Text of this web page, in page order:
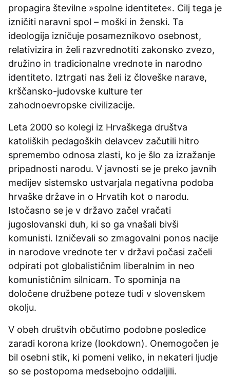
propagira številne »spolne identitete«. Cilj tega je
izničiti naravni spol – moški in ženski. Ta
ideologija izničuje posameznikovo osebnost,
relativizira in želi razvrednotiti zakonsko zvezo,
družino in tradicionalne vrednote in narodno
identiteto. Iztrgati nas želi iz človeške narave,
krščansko-judovske kulture ter
zahodnoevropske civilizacije.
Leta 2000 so kolegi iz Hrvaškega društva
katoliških pedagoških delavcev začutili hitro
spremembo odnosa zlasti, ko je šlo za izražanje
pripadnosti narodu. V javnosti se je preko javnih
medijev sistemsko ustvarjala negativna podoba
hrvaške države in o Hrvatih kot o narodu.
Istočasno se je v državo začel vračati
jugoslovanski duh, ki so ga vnašali bivši
komunisti. Izničevali so zmagovalni ponos nacije
in narodove vrednote ter v državi počasi začeli
odpirati pot globalističnim liberalnim in neo
komunističnim silnicam. To spominja na
določene družbene poteze tudi v slovenskem
okolju.
V obeh društvih občutimo podobne posledice
zaradi korona krize (lookdown). Onemogočen je
bil osebni stik, ki pomeni veliko, in nekateri ljudje
so se postopoma medsebojno oddaljili.